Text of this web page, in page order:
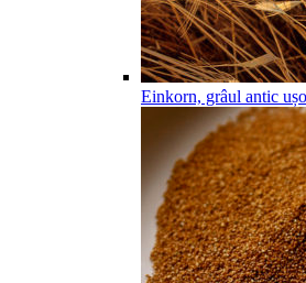
Einkorn, grâul antic